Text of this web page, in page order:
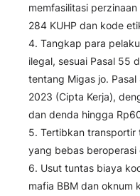
memfasilitasi
284 KUHP dan kode
4. Tangkap para
ilegal, sesuai Pasal 55
tentang Migas jo.
2023 (Cipta Kerja),
dan denda hingga
5. Tertibkan
yang bebas beroperasi
6. Usut tuntas biaya
mafia BBM dan oknum